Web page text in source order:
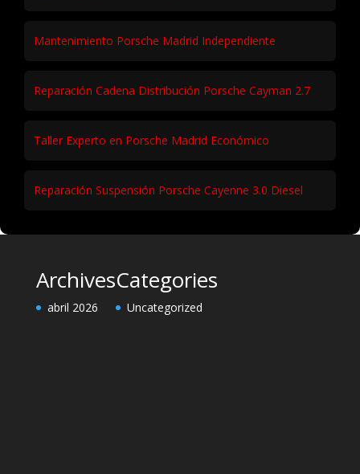
Mantenimiento Porsche Madrid Independiente
Reparación Cadena Distribución Porsche Cayman 2.7
Taller Experto en Porsche Madrid Económico
Reparación Suspensión Porsche Cayenne 3.0 Diesel
Archives
abril 2026
Categories
Uncategorized